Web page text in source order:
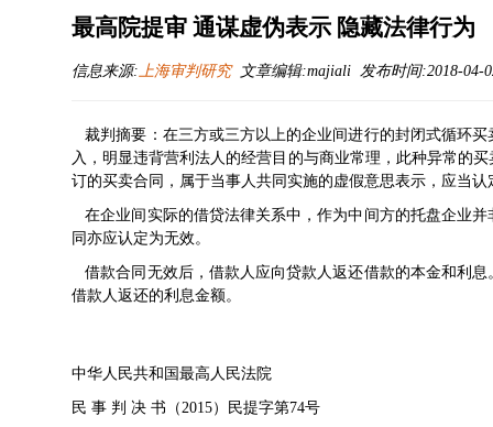
最高院提审 通谋虚伪表示 隐藏法律行为
信息来源:上海审判研究文章编辑:majiali 发布时间:2018-04-
裁判摘要：在三方或三方以上的企业间进行的封闭式循环
入，明显违背营利法人的经营目的与商业常理，此种异常的
订的买卖合同，属于当事人共同实施的虚假意思表示，应当认
在企业间实际的借贷法律关系中，作为中间方的托盘企业
同亦应认定为无效。
借款合同无效后，借款人应向贷款人返还借款的本金和利
借款人返还的利息金额。
中华人民共和国最高人民法院
民 事 判 决 书（2015）民提字第74号